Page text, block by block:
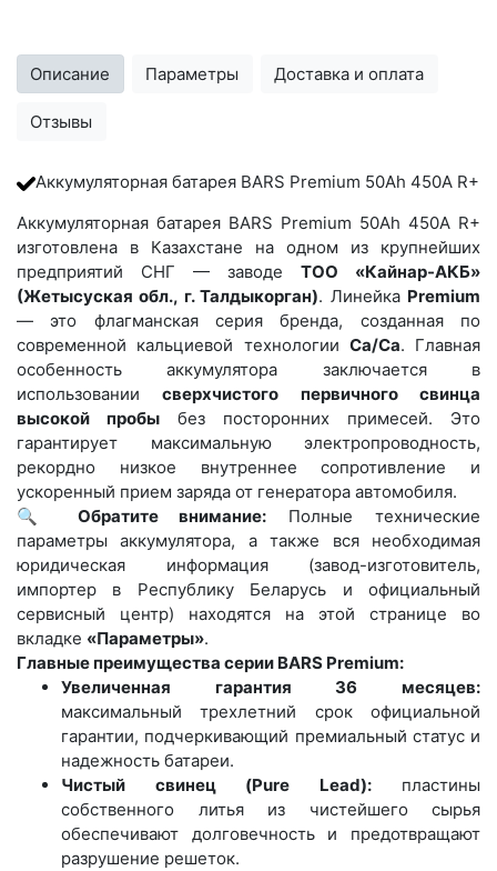
Описание Параметры Доставка и оплата
Отзывы
Аккумуляторная батарея BARS Premium 50Ah 450A R+
Аккумуляторная батарея BARS Premium 50Ah 450A R+
изготовлена в Казахстане на одном из крупнейших
предприятий СНГ — заводе ТОО «Кайнар-АКБ»
(Жетысуская обл., г. Талдыкорган). Линейка Premium
— это флагманская серия бренда, созданная по
современной кальциевой технологии Ca/Ca. Главная
особенность аккумулятора заключается в
использованиисверхчистого первичного свинца
высокой пробы без посторонних примесей. Это
гарантирует максимальную электропроводность,
рекордно низкое внутреннее сопротивление и
ускоренный прием заряда от генератора автомобиля.
🔍 Обратите внимание: Полные технические
параметры аккумулятора, а также вся необходимая
юридическая информация (завод-изготовитель,
импортер в Республику Беларусь и официальный
сервисный центр) находятся на этой странице во
вкладке «Параметры».
Главные преимущества серии BARS Premium:
Увеличенная гарантия 36 месяцев:
максимальный трехлетний срок официальной
гарантии, подчеркивающий премиальный статус и
надежность батареи.
Чистый свинец (Pure Lead):пластины
собственного литья из чистейшего сырья
обеспечивают долговечность и предотвращают
разрушение решеток.